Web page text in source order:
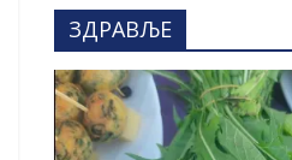
ЗДРАВЉЕ